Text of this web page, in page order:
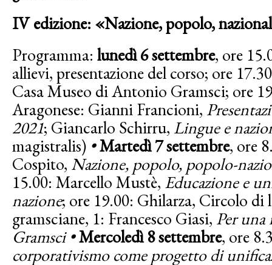
IV edizione: «Nazione, popolo,
Programma: lunedì 6 settembre, ore
allievi, presentazione del corso; ore
Casa Museo di Antonio Gramsci; ore
Aragonese: Gianni Francioni,
2021; Giancarlo Schirru, Lingue e
magistralis) •Martedì 7 settembre, ore
Cospito, Nazione, popolo, popolo-
15.00: Marcello Mustè, Educazione e
nazione; ore 19.00: Ghilarza, Circolo
gramsciane, 1: Francesco Giasi, Per
Gramsci •Mercoledì 8 settembre, ore
corporativismo come progetto di